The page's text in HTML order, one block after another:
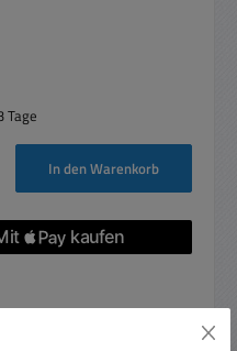
Tage
ein oder benutze die Schaltflächen um
In den Warenkorb